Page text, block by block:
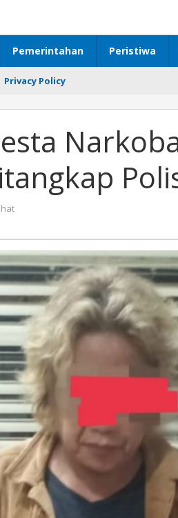
Pemerintahan Peristiwa
Privacy Policy